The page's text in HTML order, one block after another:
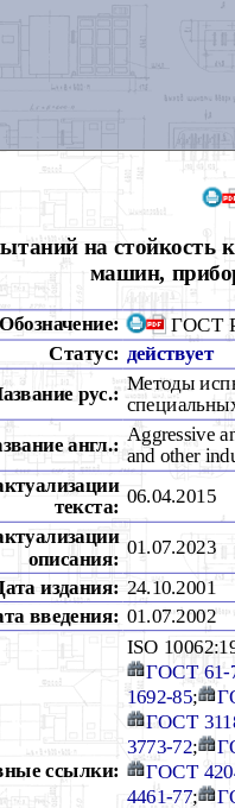
на стойкость
машин,
Обозначение:
ГОСТ Р
Статус: действует
рус.:
Методы
англ.:
Aggressive
and other
текста:
06.04.2015
описания:
01.07.2023
издания: 24.10.2001
введения: 01.07.2002
ссылки:
ISO
ГОСТ 61-
1692-85;
ГОСТ
3773-72;
ГОСТ
4461-77;